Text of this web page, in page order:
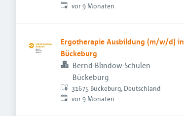
Veröffentlicht:
vor 9 Monaten
Ergotherapie Ausbildung (m/w/d) in
Bückeburg
Bernd-Blindow-Schulen
Bückeburg
31675 Bückeburg, Deutschland
Veröffentlicht:
vor 9 Monaten